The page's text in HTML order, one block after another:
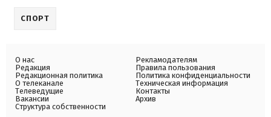
СПОРТ
О нас
Редакция
Редакционная политика
О телеканале
Телеведущие
Вакансии
Структура собственности
Рекламодателям
Правила пользования
Политика конфиденциальности
Техническая информация
Контакты
Архив